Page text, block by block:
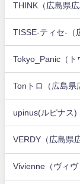
THINK（広島県広
TISSE-ティセ-（
Tokyo_Panic（ト
Tonトロ（広島県
upinus(ルピナス)
VERDY（広島県
Vivienne（ヴィヴ